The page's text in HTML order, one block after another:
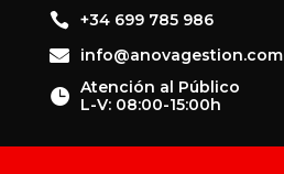
 +34 699 785 986

info@anovagestion.com
 Atención al Público
L-V: 08:00-15:00h